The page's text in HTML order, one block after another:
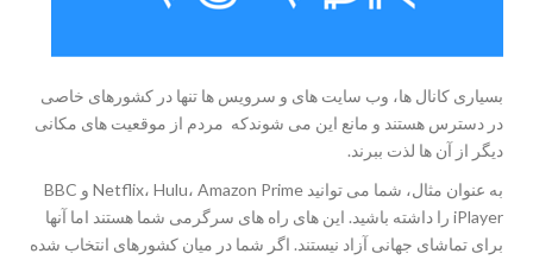
بسیاری کانال ها، وب سایت های و سرویس ها تنها در کشورهای خاصی
در دسترس هستند و مانع این می شوندکه مردم از موقعیت های مکانی
دیگر از آن ها لذت ببرند.
به عنوان مثال، شما می توانید Netflix، Hulu، Amazon Prime و BBC
iPlayer را داشته باشید. این های راه های سرگرمی شما هستند اما آنها
برای تماشای جهانی آزاد نیستند. اگر شما در میان کشورهای انتخاب شده